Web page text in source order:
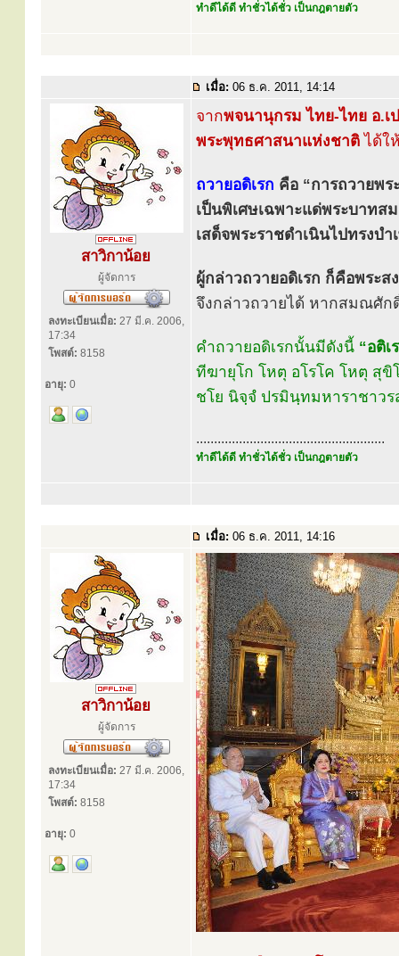
ทำดีได้ดี ทำชั่วได้ชั่ว เป็นกฎตายตัว
เมื่อ: 06 ธ.ค. 2011, 14:14
สาวิกาน้อย
ผู้จัดการ
ลงทะเบียนเมื่อ: 27 มี.ค. 2006,
17:34
โพสต์: 8158
อายุ: 0
จากพจนานุกรม ไทย-ไทย อ.
พระพุทธศาสนาแห่งชาติ ได้ใ
ถวายอดิเรก คือ “การถวายพ
เป็นพิเศษเฉพาะแด่พระบาทส
เสด็จพระราชดำเนินไปทรงบ
ผู้กล่าวถวายอดิเรก ก็คือพระ
จึงกล่าวถวายได้ หากสมณศัก
คำถวายอดิเรกนั้นมีดังนี้ “อติ
ทีฆายุโก โหตุ อโรโค โหตุ สุ
ชโย นิจฺจํ ปรมินฺทมหาราชาว
.....................................................
ทำดีได้ดี ทำชั่วได้ชั่ว เป็นกฎตายตัว
เมื่อ: 06 ธ.ค. 2011, 14:16
สาวิกาน้อย
ผู้จัดการ
ลงทะเบียนเมื่อ: 27 มี.ค. 2006,
17:34
โพสต์: 8158
อายุ: 0